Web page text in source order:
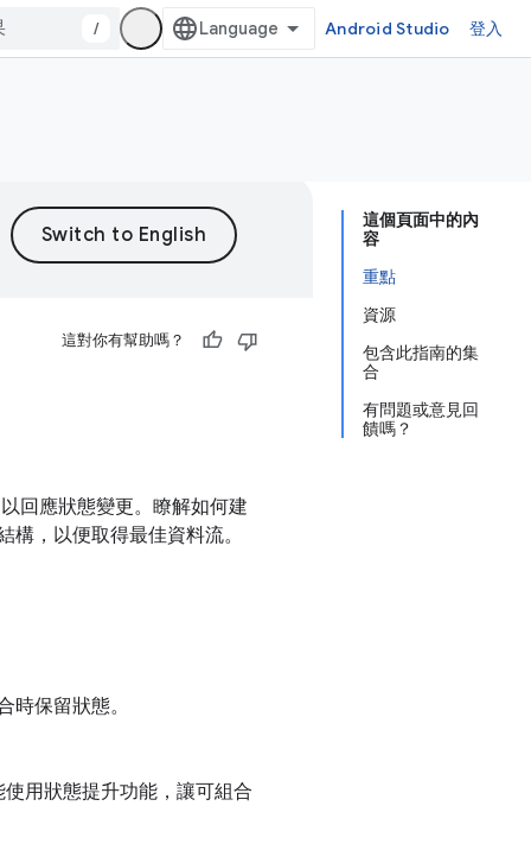
/ Android Studio 登入
這個頁面中的內
容
重點
資源
包含此指南的集
合
有問題或意見回
饋嗎？
這對你有幫助嗎？
回應狀態變更。瞭解如何建
，以便取得最佳資料流。
時保留狀態。
用狀態提升功能，讓可組合